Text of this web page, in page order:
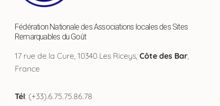
Fédération Nationale des Associations locales des Sites
Remarquables du Goût
17 rue de la Cure, 10340 Les Riceys, Côte des Bar,
France
Tél: (+33).6.75.75.86.78